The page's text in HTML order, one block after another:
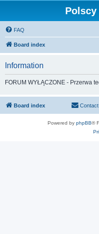
FAQ
Board index
Information
FORUM WYŁĄCZONE - Przerwa
Board index
Powered by phpBB®